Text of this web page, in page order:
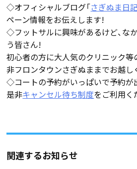
◇オフィシャルブログ「さぎぬま日
ペーン情報をお伝えします!
◇フットサルに興味があるけど、な
う皆さん!
初心者の方に大人気のクリニック
非フロンタウンさぎぬままでお越し
◇コートの予約がいっぱいで予約が
是非キャンセル待ち制度をご利用く
関連するお知らせ